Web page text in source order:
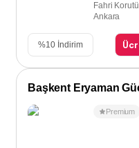
Fahri
Ankara
%10 İndirim
Başkent Eryaman
Premium